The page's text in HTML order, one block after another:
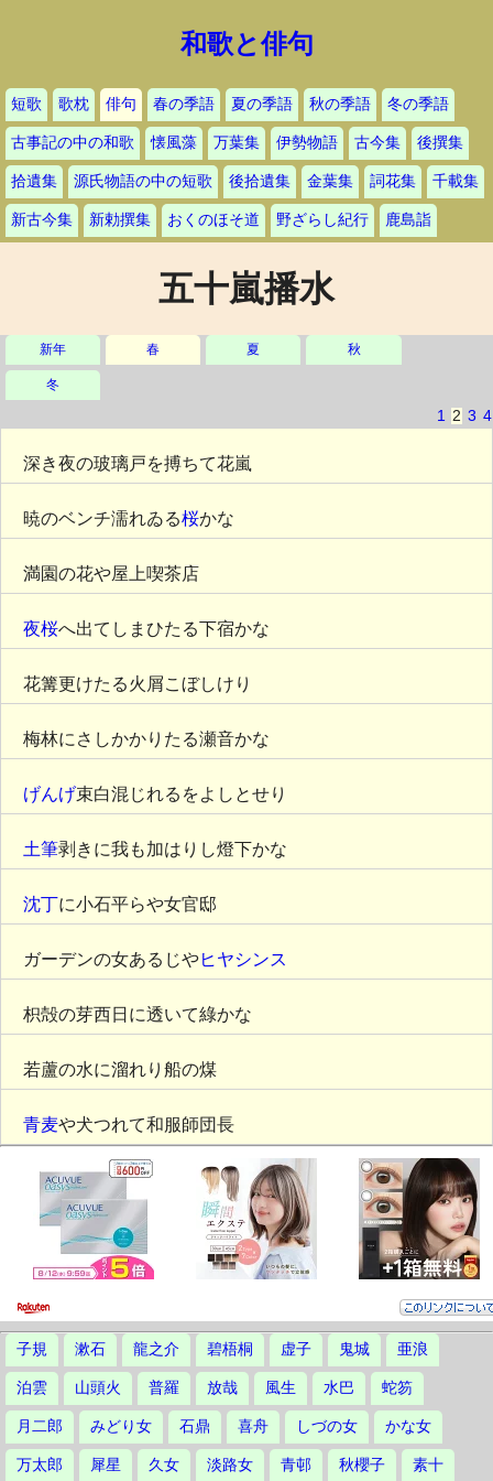
和歌と俳句
短歌 歌枕 俳句 春の季語 夏の季語 秋の季語 冬の季語
古事記の中の和歌 懐風藻 万葉集 伊勢物語 古今集 後撰集
拾遺集 源氏物語の中の短歌 後拾遺集 金葉集 詞花集 千載集
新古今集 新勅撰集 おくのほそ道 野ざらし紀行 鹿島詣
五十嵐播水
新年 春 夏 秋
冬
1 2 3 4
深き夜の玻璃戸を搏ちて花嵐
暁のベンチ濡れゐる桜かな
満園の花や屋上喫茶店
夜桜へ出てしまひたる下宿かな
花篝更けたる火屑こぼしけり
梅林にさしかかりたる瀬音かな
げんげ束白混じれるをよしとせり
土筆剥きに我も加はりし燈下かな
沈丁に小石平らや女官邸
ガーデンの女あるじやヒヤシンス
枳殻の芽西日に透いて綠かな
若蘆の水に溜れり船の煤
青麦や犬つれて和服師団長
子規 漱石 龍之介 碧梧桐 虚子 鬼城 亜浪
泊雲 山頭火 普羅 放哉 風生 水巴 蛇笏
月二郎 みどり女 石鼎 喜舟 しづの女 かな女
万太郎 犀星 久女 淡路女 青邨 秋櫻子 素十